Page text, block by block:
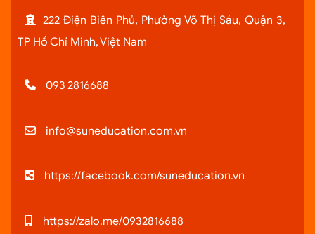
222 Điện Biên Phủ, Phường Võ Thị Sáu, Quận 3,
TP Hồ Chí Minh, Việt Nam
093 2816688
info@suneducation.com.vn
https://facebook.com/suneducation.vn
https://zalo.me/0932816688